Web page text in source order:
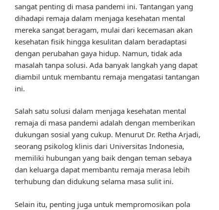
sangat penting di masa pandemi ini. Tantangan yang
dihadapi remaja dalam menjaga kesehatan mental
mereka sangat beragam, mulai dari kecemasan akan
kesehatan fisik hingga kesulitan dalam beradaptasi
dengan perubahan gaya hidup. Namun, tidak ada
masalah tanpa solusi. Ada banyak langkah yang dapat
diambil untuk membantu remaja mengatasi tantangan
ini.
Salah satu solusi dalam menjaga kesehatan mental
remaja di masa pandemi adalah dengan memberikan
dukungan sosial yang cukup. Menurut Dr. Retha Arjadi,
seorang psikolog klinis dari Universitas Indonesia,
memiliki hubungan yang baik dengan teman sebaya
dan keluarga dapat membantu remaja merasa lebih
terhubung dan didukung selama masa sulit ini.
Selain itu, penting juga untuk mempromosikan pola